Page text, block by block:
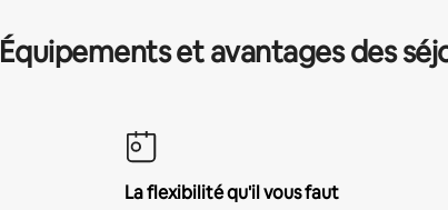
Équipements et avantages des
La flexibilité qu'il vous faut